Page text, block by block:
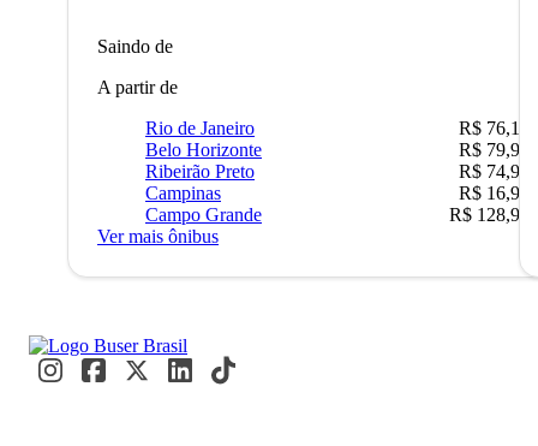
Saindo de
A partir de
Rio de Janeiro
R$ 76,10
Belo Horizonte
R$ 79,99
Ribeirão Preto
R$ 74,90
Campinas
R$ 16,90
Campo Grande
R$ 128,90
Ver mais ônibus